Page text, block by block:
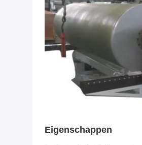
Eigenschappen